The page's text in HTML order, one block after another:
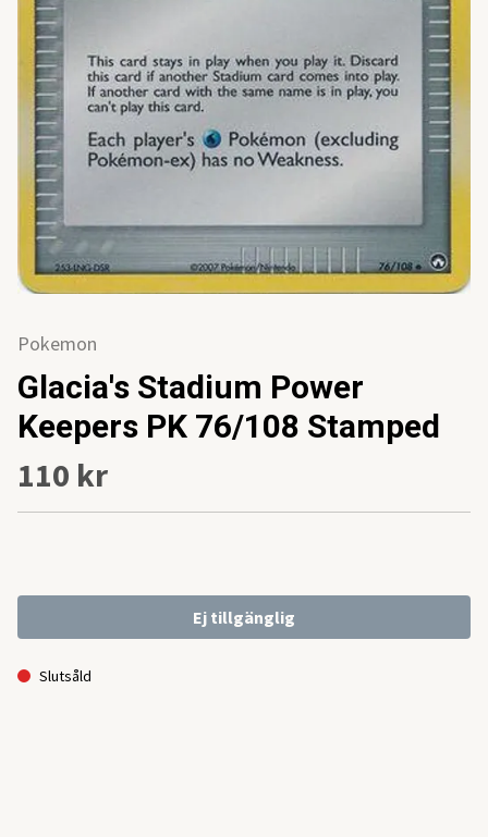
Pokemon
Glacia's Stadium Power
Keepers PK 76/108 Stamped
110 kr
Ej tillgänglig
Slutsåld